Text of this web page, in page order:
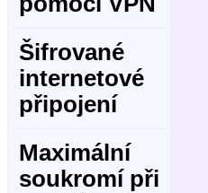
Šifrované
internetové
připojení
Maximální
soukromí při